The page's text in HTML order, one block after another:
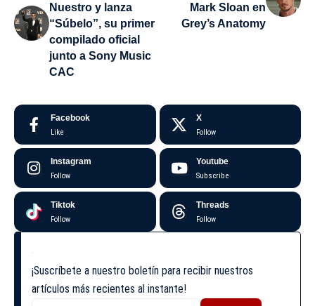
Nuestro y lanza
“Súbelo”, su primer
compilado oficial
junto a Sony Music
CAC
Mark Sloan en
Grey’s Anatomy
Facebook
Like
X
Follow
Instagram
Follow
Youtube
Subscribe
Tiktok
Follow
Threads
Follow
¡Suscríbete a nuestro boletín para recibir nuestros
artículos más recientes al instante!